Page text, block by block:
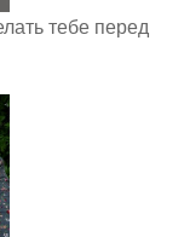
тебе перед